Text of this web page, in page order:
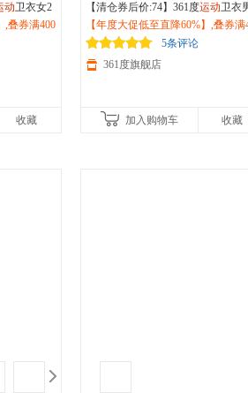
动卫衣女2
卫衣冲锋衣
,叠券满400
收藏
【清仓券后价:74】361度运动卫衣
026秋季新款抓毛休闲套头卫衣男
款美式上衣632533801
【年度大促低至直降60%】,叠券满
减150/600减230,立即抢购！
5条评论
361度旗舰店
加入购物车 收藏